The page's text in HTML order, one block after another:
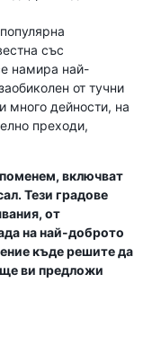
със
намира най-
от тучни
много дейности, на
преходи,
включват
Тези градове
от
на най-доброто
къде решите да
ви предложи